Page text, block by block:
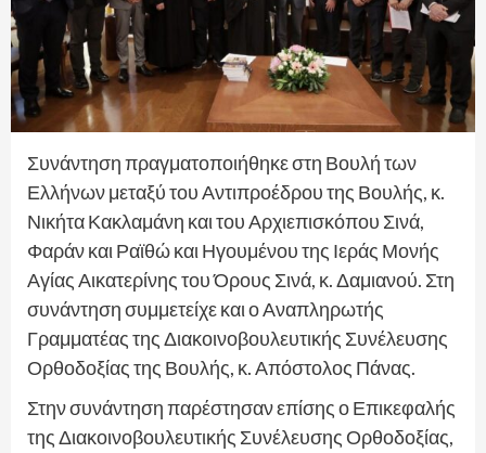
Συνάντηση πραγματοποιήθηκε στη Βουλή των
Ελλήνων μεταξύ του Αντιπροέδρου της Βουλής, κ.
Νικήτα Κακλαμάνη και του Αρχιεπισκόπου Σινά,
Φαράν και Ραϊθώ και Ηγουμένου της Ιεράς Μονής
Αγίας Αικατερίνης του Όρους Σινά, κ. Δαμιανού. Στη
συνάντηση συμμετείχε και ο Αναπληρωτής
Γραμματέας της Διακοινοβουλευτικής Συνέλευσης
Ορθοδοξίας της Βουλής, κ. Απόστολος Πάνας.
Στην συνάντηση παρέστησαν επίσης ο Επικεφαλής
της Διακοινοβουλευτικής Συνέλευσης Ορθοδοξίας,